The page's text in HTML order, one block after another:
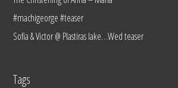
#machigeorge #teaser
Sofia & Victor @ Plastiras lake…Wed teaser
Tags